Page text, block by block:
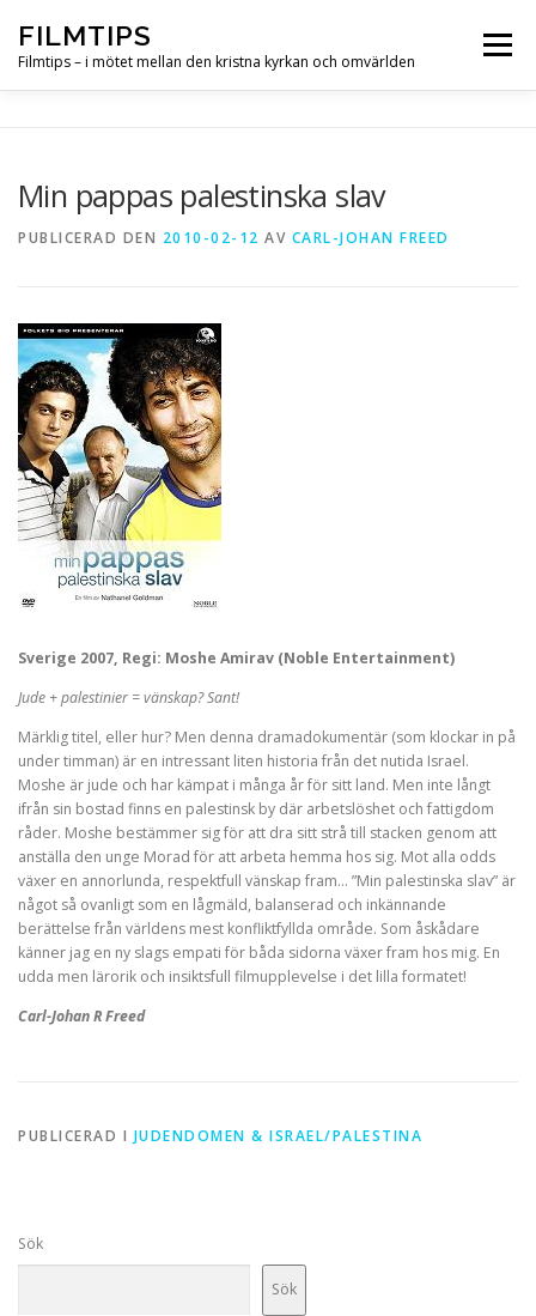
innehåll
FILMTIPS
Filmtips – i mötet mellan den kristna kyrkan och omvärlden
Meny
Min pappas palestinska slav
PUBLICERAD DEN 2010-02-12 AV CARL-JOHAN FREED
Sverige 2007, Regi: Moshe Amirav (Noble Entertainment)
Jude + palestinier = vänskap? Sant!
Märklig titel, eller hur? Men denna dramadokumentär (som klockar in på
under timman) är en intressant liten historia från det nutida Israel.
Moshe är jude och har kämpat i många år för sitt land. Men inte långt
ifrån sin bostad finns en palestinsk by där arbetslöshet och fattigdom
råder. Moshe bestämmer sig för att dra sitt strå till stacken genom att
anställa den unge Morad för att arbeta hemma hos sig. Mot alla odds
växer en annorlunda, respektfull vänskap fram… ”Min palestinska slav” är
något så ovanligt som en lågmäld, balanserad och inkännande
berättelse från världens mest konfliktfyllda område. Som åskådare
känner jag en ny slags empati för båda sidorna växer fram hos mig. En
udda men lärorik och insiktsfull filmupplevelse i det lilla formatet!
Carl-Johan R Freed
PUBLICERAD I JUDENDOMEN & ISRAEL/PALESTINA
Sök
Sök